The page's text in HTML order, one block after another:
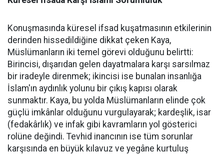
Konuşmasında küresel ifsad kuşatmasının etkilerinin
derinden hissedildiğine dikkat çeken Kaya,
Müslümanların iki temel görevi olduğunu belirtti:
Birincisi, dışarıdan gelen dayatmalara karşı sarsılmaz
bir iradeyle direnmek; ikincisi ise bunalan insanlığa
İslam'ın aydınlık yolunu bir çıkış kapısı olarak
sunmaktır. Kaya, bu yolda Müslümanların elinde çok
güçlü imkânlar olduğunu vurgulayarak; kardeşlik, isar
(fedakârlık) ve infak gibi kavramların yol gösterici
rolüne değindi. Tevhid inancının ise tüm sorunlar
karşısında en büyük kılavuz ve yegâne kurtuluş